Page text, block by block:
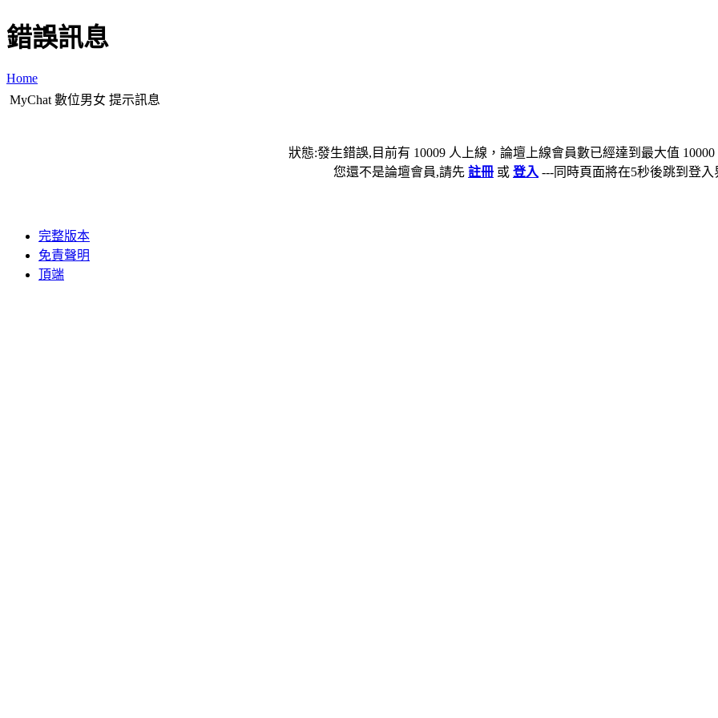
錯誤訊息
Home
MyChat 數位男女 提示訊息
狀態:發生錯誤,目前有 10009 人上線，論壇上線會員數已經達到最大值
您還不是論壇會員,請先 註冊 或 登入 ---同時頁面將在5秒後跳到登入
完整版本
免責聲明
頂端